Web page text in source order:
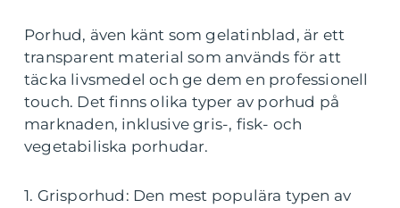
Porhud, även känt som gelatinblad, är ett
transparent material som används för att
täcka livsmedel och ge dem en professionell
touch. Det finns olika typer av porhud på
marknaden, inklusive gris-, fisk- och
vegetabiliska porhudar.
1. Grisporhud: Den mest populära typen av